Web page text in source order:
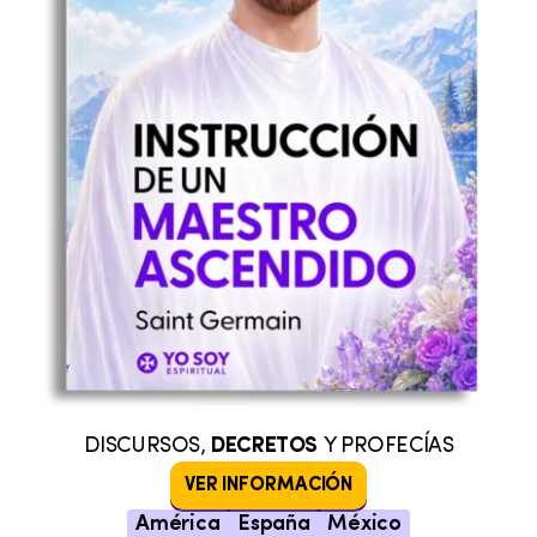
DISCURSOS, DECRETOS Y PROFECÍAS
VER INFORMACIÓN
América España México